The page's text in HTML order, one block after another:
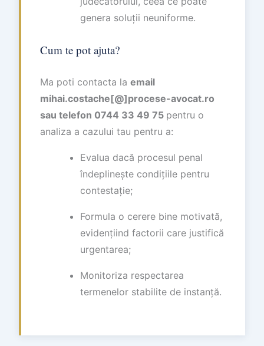
genera soluții neuniforme.
Cum te pot ajuta?
Ma poti contacta la email
mihai.costache[@]procese-avocat.ro
sau telefon 0744 33 49 75 pentru o
analiza a cazului tau pentru a:
Evalua dacă procesul penal
îndeplinește condițiile pentru
contestație;
Formula o cerere bine motivată,
evidențiind factorii care justifică
urgentarea;
Monitoriza respectarea
termenelor stabilite de instanță.